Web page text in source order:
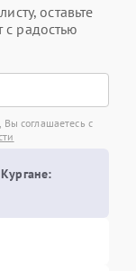
оставьте
радостью
соглашаетесь с